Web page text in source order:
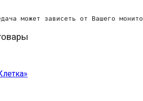
может зависеть от Вашего